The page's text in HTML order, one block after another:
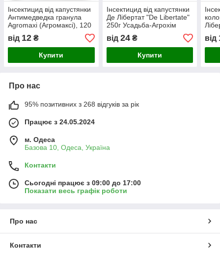
Інсектицид від капустянки
Антимедведка гранула
Agromaxi (Агромаксі), 120
від 12 ₴
Купити
Інсектицид від капустянки
Де Лібертат "De Libertate"
250г Усадьба-Агрохім
від 24₴
Купити
від
Про нас
95% позитивних з 268 відгуків за рік
Працює з 24.05.2024
м. Одеса
Базова 10, Одеса, Україна
Контакти
Сьогодні працює з 09:00 до 17:00
Показати весь графік роботи
Про нас
Контакти